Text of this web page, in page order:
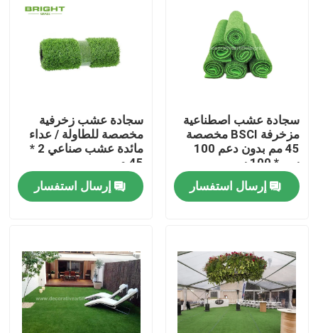
معلومات عنا
جولة في المعمل
اتصل بنا
أخبار
اطلب اقتباس
عشب صناعي للديكور
سجادة عشب اصطناعية
مزخرفة BSCI مخصصة
45 مم بدون دعم 100
سم * 100 سم
إرسال استفسار
سجادة عشب زخرفية
مخصصة للطاولة / عداء
مائدة عشب صناعي 2 *
45 م
إرسال استفسار